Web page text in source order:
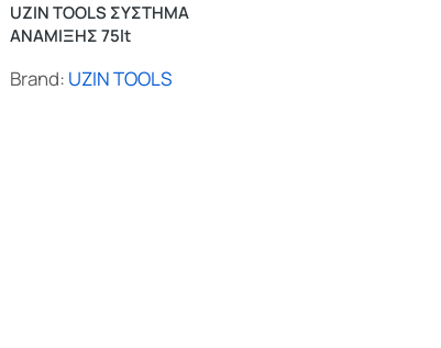
UZIN TOOLS ΣΥΣΤΗΜΑ
ΑΝΑΜΙΞΗΣ 75lt
Brand: UZIN TOOLS